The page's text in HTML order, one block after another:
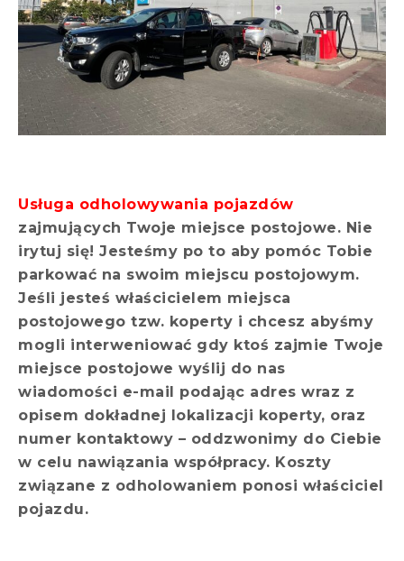
Usługa odholowywania pojazdów
zajmujących Twoje miejsce postojowe. Nie
irytuj się! Jesteśmy po to aby pomóc Tobie
parkować na swoim miejscu postojowym.
Jeśli jesteś właścicielem miejsca
postojowego tzw. koperty i chcesz abyśmy
mogli interweniować gdy ktoś zajmie Twoje
miejsce postojowe wyślij do nas
wiadomości e-mail podając adres wraz z
opisem dokładnej lokalizacji koperty, oraz
numer kontaktowy – oddzwonimy do Ciebie
w celu nawiązania współpracy. Koszty
związane z odholowaniem ponosi właściciel
pojazdu.